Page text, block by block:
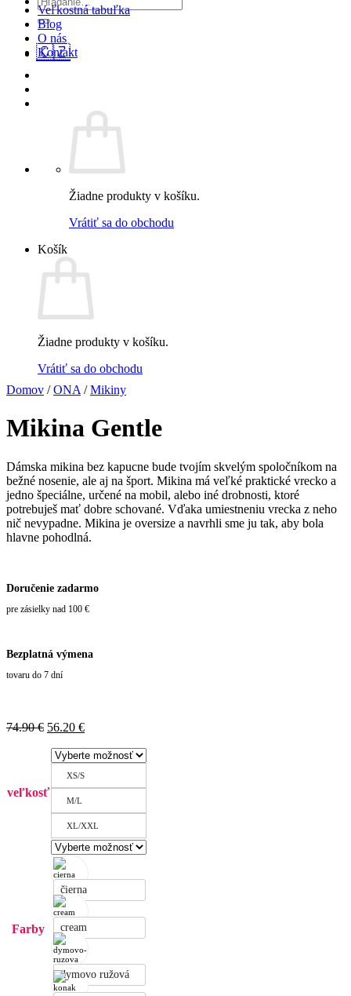
🇨🇿
Žiadne produkty v košíku.
Vrátiť sa do obchodu
Košík
Žiadne produkty v košíku.
Vrátiť sa do obchodu
Veľkostná tabuľka
Blog
O nás
Kontakt
Domov / ONA / Mikiny
Mikina Gentle
Dámska mikina bez kapucne bude tvojím skvelým spoločníkom na
bežné nosenie, ale aj na šport. Mikina má veľké praktické vrecko a
jedno špeciálne, určené na mobil, alebo iné drobnosti, ktoré
potrebuješ mať dobre schované. Vďaka umiestneniu vrecka z neho
nič nevypadne. Mikina je oversize a navrhli sme ju tak, aby bola
hlavne pohodlná.
Doručenie zadarmo
pre zásielky nad 100 €
Bezplatná výmena
tovaru do 7 dní
74.90€ Pôvodná
bola:
56.20 €Aktuálna
je:
veľkosť
XS/S
M/L
XL/XXL
Farby
čierna
cream
dymovo ružová